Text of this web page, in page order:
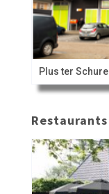
Plus ter Schure
Restaurants